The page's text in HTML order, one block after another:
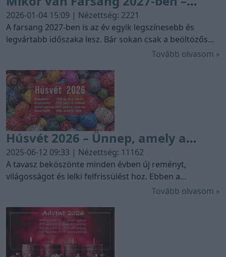
Teljes útmutató: Dátumok,
népszokások és a Mohácsi
Busójárás titkai
2026-01-04 15:09 | Nézettség: 2221
A farsang 2027-ben is az év egyik legszínesebb és
legvártabb időszaka lesz. Bár sokan csak a beöltözős
bálokat és a fánkevést azonosítják ezzel az ünneppel, a
átmeneti időszak a tél és a tavasz között. Ebben a
részletes útmutatóban górcső alá vesszük a 2027-es
farsangi naptárat, elmagyarázzuk a mozgóünnepek
számításának módját, és bemutatjuk Magyarország
legjelentősebb népi eseményét, a Mohácsi busójárást.
Tovább olvasom »
Húsvét 2026 – Ünnep, amely a
megújulást hozza
2025-06-12 09:33 | Nézettség: 11162
A tavasz beköszönte minden évben új reményt,
világosságot és lelki felfrissülést hoz. Ebben a
szellemben közeleg Húsvét 2026-ban is – a keresztény
feltámadására emlékeztet, s amely egyúttal lehetőséget
ad az elcsendesedésre, a családi együttlétekre és az
értékek újragondolására is.
Tovább olvasom »